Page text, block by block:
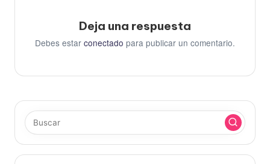
Deja una respuesta
Debes estar conectado para publicar un comentario.